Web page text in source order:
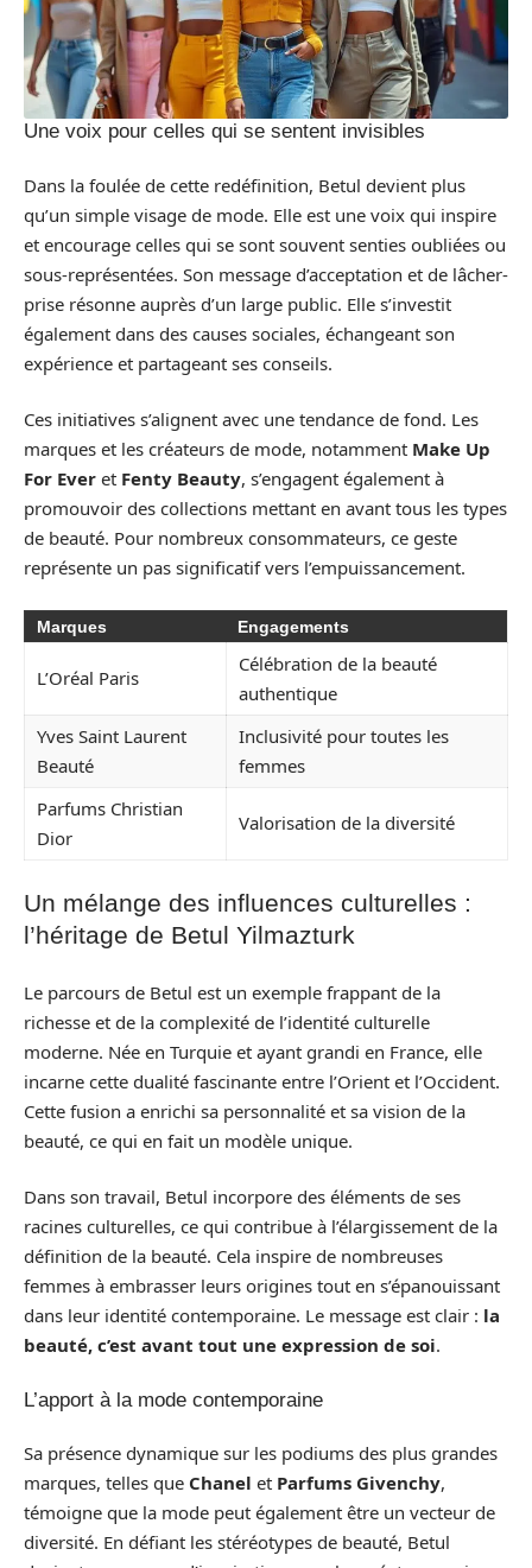
Une voix pour celles qui se sentent invisibles
Dans la foulée de cette redéfinition, Betul devient plus
qu’un simple visage de mode. Elle est une voix qui inspire
et encourage celles qui se sont souvent senties oubliées ou
sous-représentées. Son message d’acceptation et de lâcher-
prise résonne auprès d’un large public. Elle s’investit
également dans des causes sociales, échangeant son
expérience et partageant ses conseils.
Ces initiatives s’alignent avec une tendance de fond. Les
marques et les créateurs de mode, notamment Make Up
For Ever et Fenty Beauty, s’engagent également à
promouvoir des collections mettant en avant tous les types
de beauté. Pour nombreux consommateurs, ce geste
représente un pas significatif vers l’empuissancement.
Marques Engagements
L’Oréal Paris
Célébration de la beauté
authentique
Yves Saint Laurent
Beauté
Inclusivité pour toutes les
femmes
Parfums Christian
Dior
Valorisation de la diversité
Un mélange des influences culturelles :
l’héritage de Betul Yilmazturk
Le parcours de Betul est un exemple frappant de la
richesse et de la complexité de l’identité culturelle
moderne. Née en Turquie et ayant grandi en France, elle
incarne cette dualité fascinante entre l’Orient et l’Occident.
Cette fusion a enrichi sa personnalité et sa vision de la
beauté, ce qui en fait un modèle unique.
Dans son travail, Betul incorpore des éléments de ses
racines culturelles, ce qui contribue à l’élargissement de la
définition de la beauté. Cela inspire de nombreuses
femmes à embrasser leurs origines tout en s’épanouissant
dans leur identité contemporaine. Le message est clair : la
beauté, c’est avant tout une expression de soi.
L’apport à la mode contemporaine
Sa présence dynamique sur les podiums des plus grandes
marques, telles que Chanel et Parfums Givenchy,
témoigne que la mode peut également être un vecteur de
diversité. En défiant les stéréotypes de beauté, Betul